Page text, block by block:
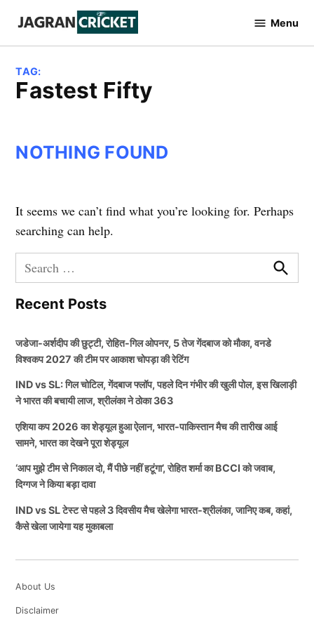
content
Cricket
Menu
TAG:
Fastest Fifty
NOTHING FOUND
It seems we can’t find what you’re looking for. Perhaps
searching can help.
Search
for:
Search
Recent Posts
जडेजा-अर्शदीप की छुट्टी, रोहित-गिल ओपनर, 5 तेज गेंदबाज को मौका, वनडे
विश्वकप 2027 की टीम पर आकाश चोपड़ा की रेटिंग
IND vs SL: गिल चोटिल, गेंदबाज फ्लॉप, पहले दिन गंभीर की खुली पोल, इस खिलाड़ी
ने भारत की बचायी लाज, श्रीलंका ने ठोका 363
एशिया कप 2026 का शेड्यूल हुआ ऐलान, भारत-पाकिस्तान मैच की तारीख आई
सामने, भारत का देखने पूरा शेड्यूल
‘आप मुझे टीम से निकाल दो, मैं पीछे नहीं हटूंगा’, रोहित शर्मा का BCCI को जवाब,
दिग्गज ने किया बड़ा दावा
IND vs SL टेस्ट से पहले 3 दिवसीय मैच खेलेगा भारत-श्रीलंका, जानिए कब, कहां,
कैसे खेला जायेगा यह मुकाबला
About Us
Disclaimer